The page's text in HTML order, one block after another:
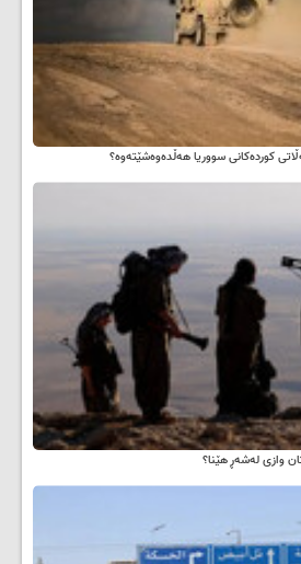
کوردەکانی سووریا هەڵدەوەشێتەوە؟
وازی لەشەڕ هێنا؟